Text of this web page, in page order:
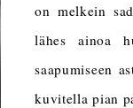
on melkein
lähes ainoa
saapumiseen
kuvitella pian